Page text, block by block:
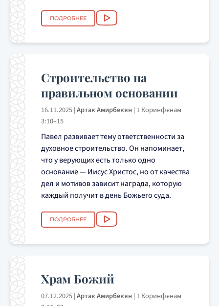
ПОДРОБНЕЕ
Строительство на
правильном основании
16.11.2025|Артак Амирбекян|1 Коринфянам
3:10–15
Павел развивает тему ответственности за
духовное строительство. Он напоминает,
что у верующих есть только одно
основание — Иисус Христос, но от качества
дел и мотивов зависит награда, которую
каждый получит в день Божьего суда.
ПОДРОБНЕЕ
Храм Божий
07.12.2025|Артак Амирбекян|1 Коринфянам